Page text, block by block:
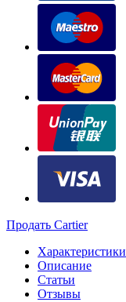
Продать Cartier
Характеристики
Описание
Статьи
Отзывы